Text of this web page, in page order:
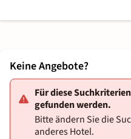
Keine Angebote?
Für diese
gefunden werden.
Bitte ändern Sie die
anderes Hotel.